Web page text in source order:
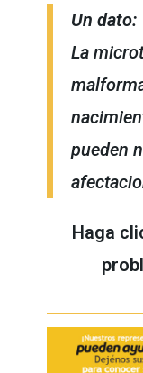
Un dato:
La
pueden
Haga